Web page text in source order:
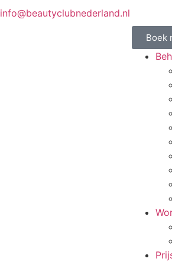
info@beautyclubnederland.nl
Boek